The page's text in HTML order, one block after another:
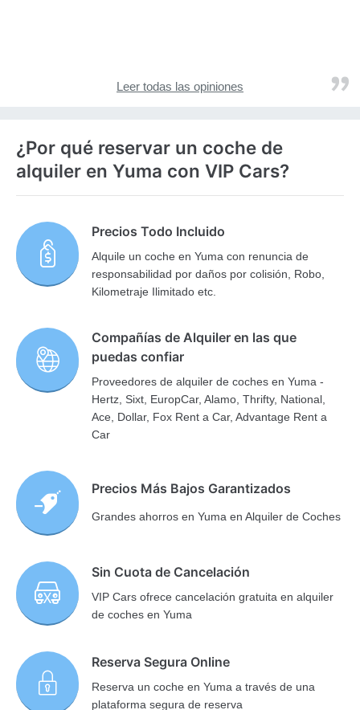
Leer todas las opiniones
¿Por qué reservar un coche de
alquiler en Yuma con VIP Cars?
Precios Todo Incluido
Alquile un coche en Yuma con renuncia de
responsabilidad por daños por colisión, Robo,
Kilometraje Ilimitado etc.
Compañías de Alquiler en las que
puedas confiar
Proveedores de alquiler de coches en Yuma -
Hertz, Sixt, EuropCar, Alamo, Thrifty, National,
Ace, Dollar, Fox Rent a Car, Advantage Rent a
Car
Precios Más Bajos Garantizados
Grandes ahorros en Yuma en Alquiler de Coches
Sin Cuota de Cancelación
VIP Cars ofrece cancelación gratuita en alquiler
de coches en Yuma
Reserva Segura Online
Reserva un coche en Yuma a través de una
plataforma segura de reserva